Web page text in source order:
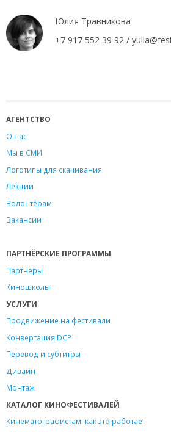
Юлия Травникова
+7 917 552 39 92 /
АГЕНТСТВО
О нас
Мы в СМИ
Логотипы для скачивания
Лекции
Волонтёрам
Вакансии
ПАРТНЁРСКИЕ ПРОГРАММЫ
Партнеры
Киношколы
УСЛУГИ
Продвижение на фестивали
Конвертация DCP
Перевод и субтитры
Дизайн
Монтаж
КАТАЛОГ КИНОФЕСТИВАЛЕЙ
Кинематографистам: как это работает